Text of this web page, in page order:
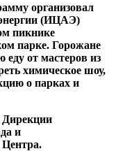
организовал
(ИЦАЭ)
пикнике
парке. Горожане
еду от мастеров из
химическое шоу,
о парках и
и
Центра.